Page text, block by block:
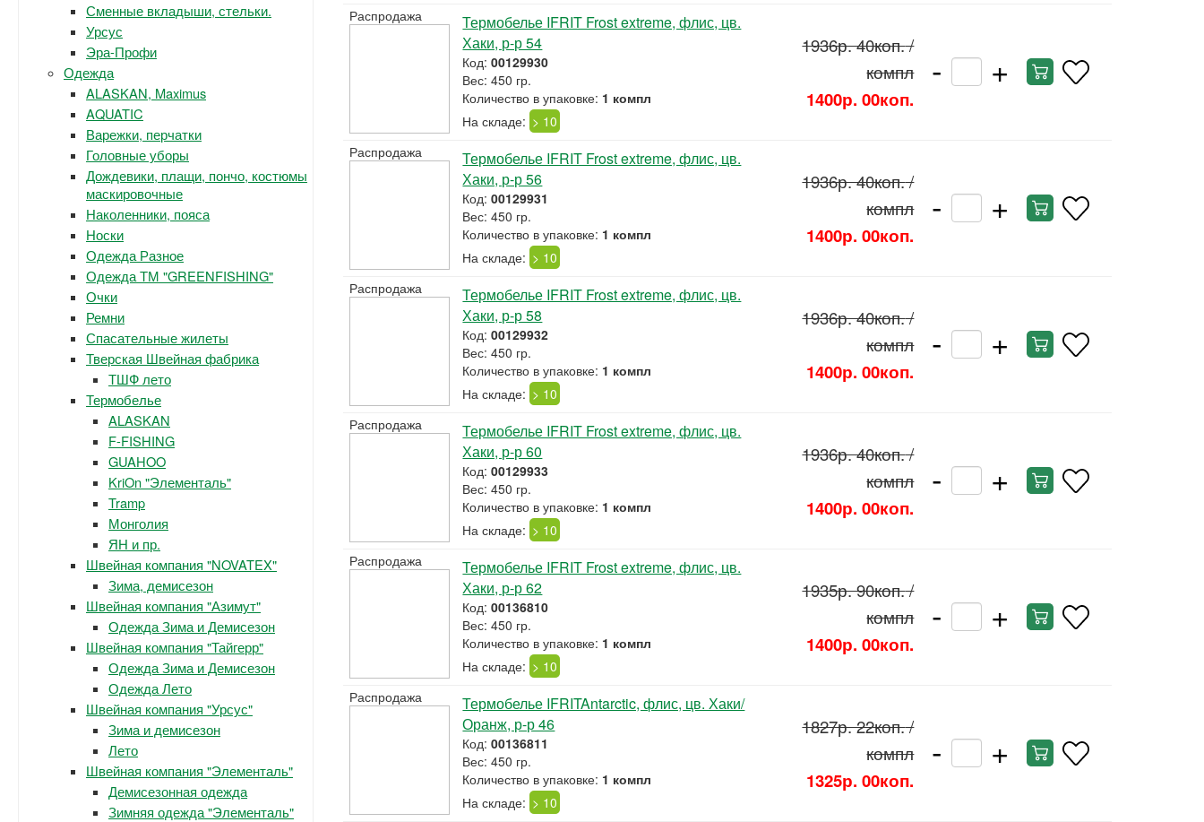
Сменные вкладыши, стельки.
Урсус
Эра-Профи
Одежда
ALASKAN, Maximus
AQUATIC
Варежки, перчатки
Головные уборы
Дождевики, плащи, пончо, костюмы
маскировочные
Наколенники, пояса
Носки
Одежда Разное
Одежда ТМ "GREENFISHING"
Очки
Ремни
Спасательные жилеты
Тверская Швейная фабрика
ТШФ лето
Термобелье
ALASKAN
F-FISHING
GUAHOO
KriOn "Элементаль"
Tramp
Монголия
ЯН и пр.
Швейная компания "NOVATEX"
Зима, демисезон
Швейная компания "Азимут"
Одежда Зима и Демисезон
Швейная компания "Тайгерр"
Одежда Зима и Демисезон
Одежда Лето
Швейная компания "Урсус"
Зима и демисезон
Лето
Швейная компания "Элементаль"
Демисезонная одежда
Зимняя одежда "Элементаль"
Распродажа
Термобелье IFRIT Frost extreme, флис, цв.
Хаки, р-р 54
Код:00129930
Вес: 450 гр.
Количество в упаковке: 1 компл
На складе: > 10
1936р. 40коп./
компл
1400р. 00коп.
- +
Распродажа
Термобелье IFRIT Frost extreme, флис, цв.
Хаки, р-р 56
Код:00129931
Вес: 450 гр.
Количество в упаковке: 1 компл
На складе: > 10
1936р. 40коп./
компл
1400р. 00коп.
- +
Распродажа
Термобелье IFRIT Frost extreme, флис, цв.
Хаки, р-р 58
Код:00129932
Вес: 450 гр.
Количество в упаковке: 1 компл
На складе: > 10
1936р. 40коп./
компл
1400р. 00коп.
- +
Распродажа
Термобелье IFRIT Frost extreme, флис, цв.
Хаки, р-р 60
Код:00129933
Вес: 450 гр.
Количество в упаковке: 1 компл
На складе: > 10
1936р. 40коп./
компл
1400р. 00коп.
- +
Распродажа
Термобелье IFRIT Frost extreme, флис, цв.
Хаки, р-р 62
Код:00136810
Вес: 450 гр.
Количество в упаковке: 1 компл
На складе: > 10
1935р. 90коп./
компл
1400р. 00коп.
- +
Распродажа
Термобелье IFRITAntarctic, флис, цв. Хаки/
Оранж, р-р 46
Код:00136811
Вес: 450 гр.
Количество в упаковке: 1 компл
На складе: > 10
1827р. 22коп./
компл
1325р. 00коп.
- +